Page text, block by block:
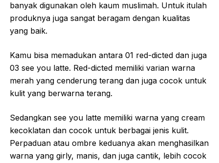
banyak digunakan oleh kaum muslimah. Untuk itulah
produknya juga sangat beragam dengan kualitas
yang baik.
Kamu bisa memadukan antara 01 red-dicted dan juga
03 see you latte. Red-dicted memiliki varian warna
merah yang cenderung terang dan juga cocok untuk
kulit yang berwarna terang.
Sedangkan see you latte memiliki warna yang cream
kecoklatan dan cocok untuk berbagai jenis kulit.
Perpaduan atau ombre keduanya akan menghasilkan
warna yang girly, manis, dan juga cantik, lebih cocok